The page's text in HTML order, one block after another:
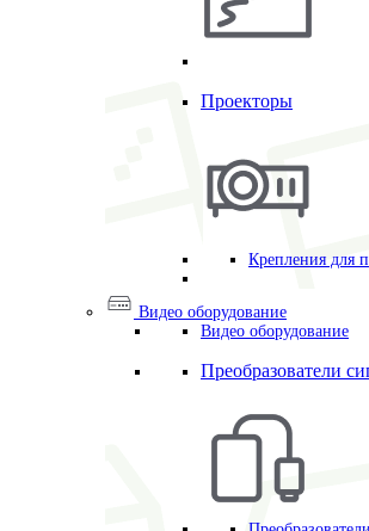
Проекторы
Крепления для
Видео оборудование
Видео оборудование
Преобразователи